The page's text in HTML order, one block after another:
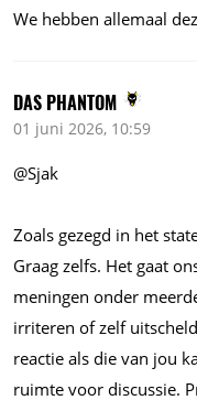
We hebben allemaal
DAS PHANTOM
01 juni 2026, 10:59
@Sjak
Zoals gezegd in het
Graag zelfs. Het gaat
meningen onder
irriteren of zelf
reactie als die van jou
ruimte voor discussie.